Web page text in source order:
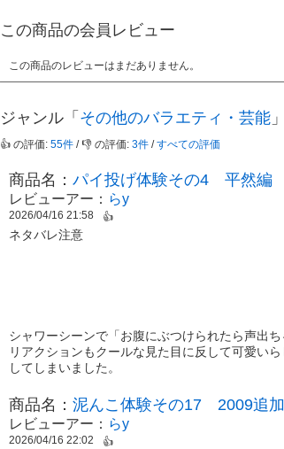
この商品の会員レビュー
この商品のレビューはまだありません。
ジャンル「 その他のバラエティ・芸能
👍 の評価: 55件 / 👎 の評価: 3件 /すべての評価
商品名： パイ投げ体験その4 平然編
レビューアー： らy
2026/04/16 21:58 👍
ネタバレ注意
シャワーシーンで「お腹にぶつけられたら声出
リアクションもクールな見た目に反して可愛い
してしまいました。
商品名： 泥んこ体験その17 2009追
レビューアー： らy
2026/04/16 22:02 👍